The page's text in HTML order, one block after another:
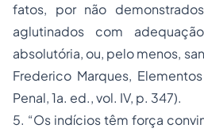
fatos, por não
aglutinados com
absolutória, ou, pelo menos,
Frederico Marques,
Penal,1a. ed., vol. IV, p. 347).
5. “Os indícios têm força